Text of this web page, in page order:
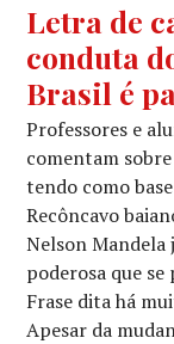
Letra de
conduta
Brasil é
Professores e
comentam
tendo como
Recôncavo
Nelson Mandela
poderosa que
Frase dita há
Apesar da